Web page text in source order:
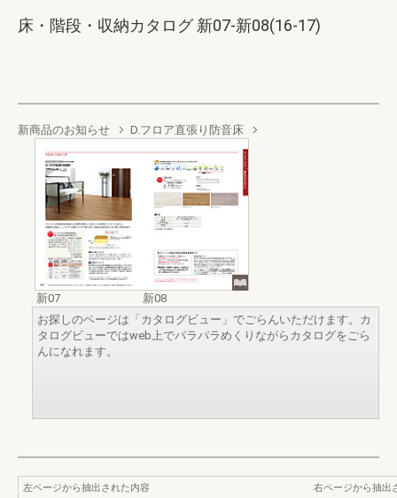
床・階段・収納カタログ 新07-新08(16-17)
新商品のお知らせ D.フロア直張り防音床
新07
新08
お探しのページは「カタログビュー」でごらんいただけます。カ
タログビューではweb上でパラパラめくりながらカタログをごら
んになれます。
左ページから抽出された内容
右ページから抽出